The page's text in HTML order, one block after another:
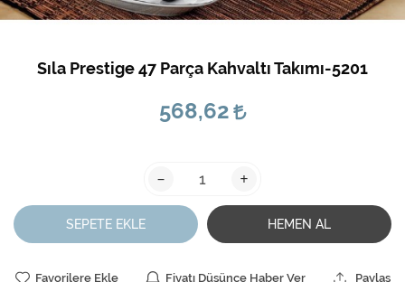
Sıla Prestige 47 Parça Kahvaltı Takımı-5201
568,62
- +
SEPETE EKLE HEMEN AL
Favorilere Ekle Fiyatı Düşünce Haber Ver Paylaş